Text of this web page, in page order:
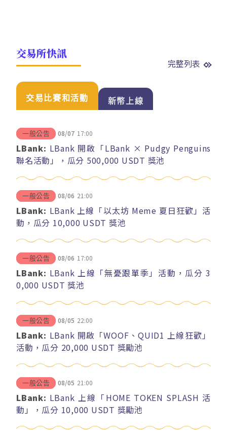
交易所快訊
完整列表
交易比賽和活動 新幣上線
一般公告 08/07 17:00
LBank: LBank 開啟「LBank × Pudgy Penguins
聯名活動」，瓜分 500,000 USDT 獎池
一般公告 08/06 21:00
LBank: LBank 上線「以太坊 Meme 夏日狂歡」活
動，瓜分 10,000 USDT 獎池
一般公告 08/06 17:00
LBank: LBank 上線「無憂跟單季」活動，瓜分 3
0,000 USDT 獎池
一般公告 08/05 22:00
LBank: LBank 開啟「WOOF、QUID1 上線狂歡」
活動，瓜分 20,000 USDT 獎勵池
一般公告 08/05 21:00
LBank: LBank 上線「HOME TOKEN SPLASH 活
動」，瓜分 10,000 USDT 獎勵池